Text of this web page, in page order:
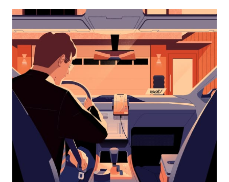
bas
ouvrir
le
calendrier
sélectionner
une
date.
Appuyez
sur
touche
pour
fermer
le
calendrier.